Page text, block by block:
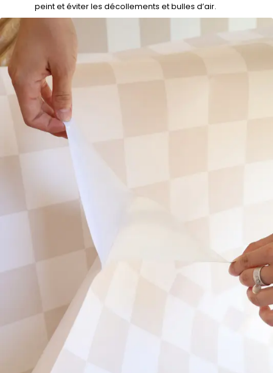
peint et éviter les décollements et bulles d’air.